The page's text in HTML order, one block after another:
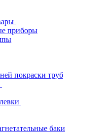
приборы
покраски труб
баки